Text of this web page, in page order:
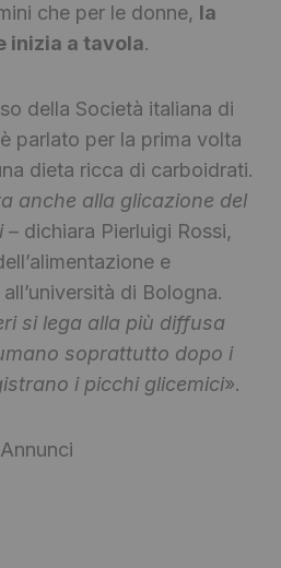
che per le donne, la
inizia a tavola.
della Società italiana di
parlato per la prima volta
dieta ricca di carboidrati.
anche alla glicazione del
– dichiara Pierluigi Rossi,
e
di Bologna.
si lega alla più diffusa
soprattutto dopo i
i picchi glicemici».
Annunci